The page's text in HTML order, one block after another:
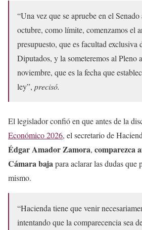
“Una vez que se apruebe en el
octubre, como límite, comenzamos el
presupuesto, que es facultad exclusiva
Diputados, y la someteremos al Pleno
noviembre, que es la fecha que
ley”, precisó.
El legislador confió en que antes de la
Económico 2026, el secretario de
Édgar Amador Zamora, comparezca
Cámara bajapara aclarar las dudas que
mismo.
“Hacienda tiene que venir
intentando que la comparecencia sea